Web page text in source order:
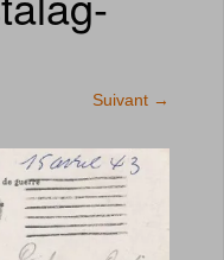
Suivant →